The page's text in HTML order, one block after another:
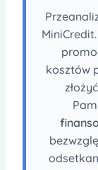
kosztów